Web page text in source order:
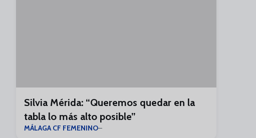
Silvia Mérida: “Queremos quedar en la
tabla lo más alto posible”
MÁLAGA CF FEMENINO